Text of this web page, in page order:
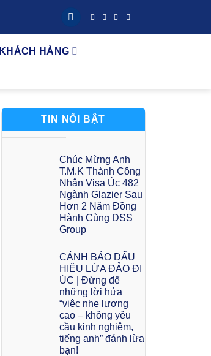
KHÁCH HÀNG
TIN NỔI BẬT
Chúc Mừng Anh
T.M.K Thành Công
Nhận Visa Úc 482
Ngành Glazier Sau
Hơn 2 Năm Đồng
Hành Cùng DSS
Group
CẢNH BÁO DẤU
HIỆU LỪA ĐẢO ĐI
ÚC | Đừng để
những lời hứa
“việc nhẹ lương
cao – không yêu
cầu kinh nghiệm,
tiếng anh” đánh lừa
bạn!